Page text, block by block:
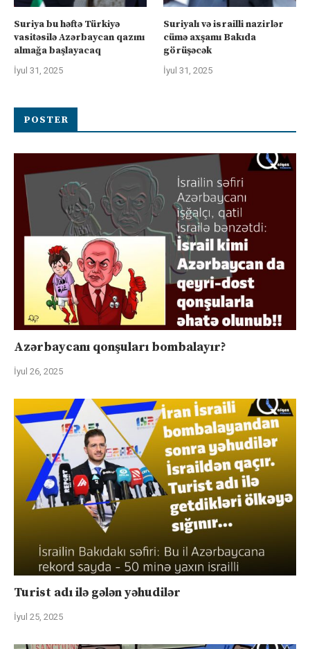
Suriya bu həftə Türkiyə
vasitəsilə Azərbaycan qazını
almağa başlayacaq
İyul 31, 2025
Suriyalı və israilli nazirlər
cümə axşamı Bakıda
görüşəcək
İyul 31, 2025
POSTER
Azərbaycanı qonşuları bombalayır?
İyul 26, 2025
Turist adı ilə gələn yəhudilər
İyul 25, 2025